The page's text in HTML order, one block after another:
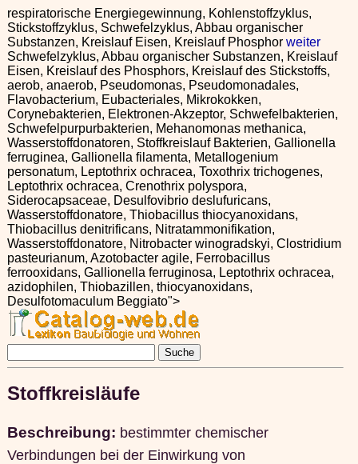
respiratorische Energiegewinnung, Kohlenstoffzyklus,
Stickstoffzyklus, Schwefelzyklus, Abbau organischer
Substanzen, Kreislauf Eisen, Kreislauf Phosphor weiter
Schwefelzyklus, Abbau organischer Substanzen, Kreislauf
Eisen, Kreislauf des Phosphors, Kreislauf des Stickstoffs,
aerob, anaerob, Pseudomonas, Pseudomonadales,
Flavobacterium, Eubacteriales, Mikrokokken,
Corynebakterien, Elektronen-Akzeptor, Schwefelbakterien,
Schwefelpurpurbakterien, Mehanomonas methanica,
Wasserstoffdonatoren, Stoffkreislauf Bakterien, Gallionella
ferruginea, Gallionella filamenta, Metallogenium
personatum, Leptothrix ochracea, Toxothrix trichogenes,
Leptothrix ochracea, Crenothrix polyspora,
Siderocapsaceae, Desulfovibrio deslufuricans,
Wasserstoffdonatore, Thiobacillus thiocyanoxidans,
Thiobacillus denitrificans, Nitratammonifikation,
Wasserstoffdonatore, Nitrobacter winogradskyi, Clostridium
pasteurianum, Azotobacter agile, Ferrobacillus
ferrooxidans, Gallionella ferruginosa, Leptothrix ochracea,
azidophilen, Thiobazillen, thiocyanoxidans,
Desulfotomaculum Beggiato">
Stoffkreisläufe
Beschreibung: bestimmter chemischer
Verbindungen bei der Einwirkung von